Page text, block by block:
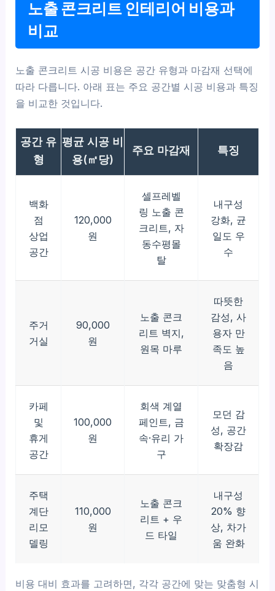
노출 콘크리트 인테리어 비용과
비교
노출 콘크리트 시공 비용은 공간 유형과 마감재 선택에
따라 다릅니다. 아래 표는 주요 공간별 시공 비용과 특징
을 비교한 것입니다.
공간 유
형
평균 시공 비
용(㎡당)
주요 마감재 특징
백화
점
상업
공간
120,000
원
셀프레벨
링 노출 콘
크리트, 자
동수평몰
탈
내구성
강화, 균
일도 우
수
주거
거실
90,000
원
노출 콘크
리트 벽지,
원목 마루
따뜻한
감성, 사
용자 만
족도 높
음
카페
및
휴게
공간
100,000
원
회색 계열
페인트, 금
속·유리 가
구
모던 감
성, 공간
확장감
주택
계단
리모
델링
110,000
원
노출 콘크
리트 + 우
드 타일
내구성
20% 향
상, 차가
움 완화
비용 대비 효과를 고려하면, 각각 공간에 맞는 맞춤형 시